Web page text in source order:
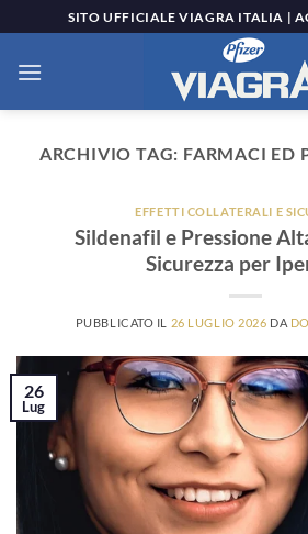
ai
contenuti
SITO UFFICIALE VIAGRA ITALIA |
ARCHIVIO TAG: FARMACI ED
EFFETTI COLLATERALI E
Sildenafil e Pressione
Sicurezza per
PUBBLICATO IL 26 LUGLIO 2026 DA
26
Lug